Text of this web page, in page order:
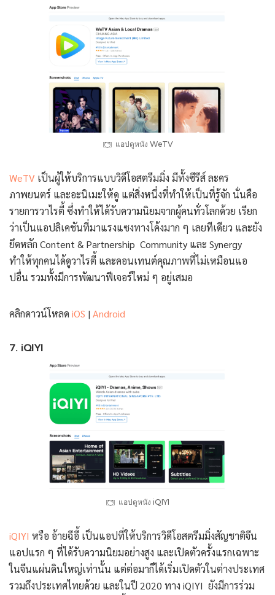
แอปดูหนัง WeTV
WeTV เป็นผู้ให้บริการแบบวิดีโอสตรีมมิ่ง มีทั้งซีรีส์ ละคร
ภาพยนตร์ และอะนิเมะให้ดู แต่สิ่งหนึ่งที่ทำให้เป็นที่รู้จัก นั่นคือ
รายการวาไรตี้ ซึ่งทำให้ได้รับความนิยมจากผู้คนทั่วโลกด้วย เรียก
ว่าเป็นแอปลิเคชันที่มาแรงแซงทางโค้งมาก ๆ เลยทีเดียว และยัง
ยึดหลัก Content & Partnership Community และ Synergy
ทำให้ทุกคนได้ดูวาไรตี้ และคอนเทนต์คุณภาพที่ไม่เหมือนแอ
ปอื่น รวมทั้งมีการพัฒนาฟีเจอร์ใหม่ ๆ อยู่เสมอ
คลิกดาวน์โหลด iOS | Android
7. iQIYI
แอปดูหนัง iQIYI
iQIYI หรือ อ้ายฉีอี้ เป็นแอปที่ให้บริการวิดีโอสตรีมมิ่งสัญชาติจีน
แอปแรก ๆ ที่ได้รับความนิยมอย่างสูง และเปิดตัวครั้งแรกเฉพาะ
ในจีนแผ่นดินใหญ่เท่านั้น แต่ต่อมาก็ได้เริ่มเปิดตัวในต่างประเทศ
รวมถึงประเทศไทยด้วย และในปี 2020 ทาง iQIYI ยังมีการร่วม